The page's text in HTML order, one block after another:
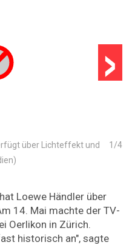
›
1 /4
über Lichteffekt und
Loewe Händler über
14. Mai machte der TV-
Oerlikon in Zürich.
historisch an", sagte